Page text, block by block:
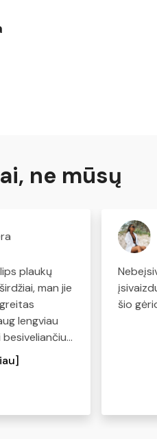
ne mūsų
plaukų
man jie
lengviau
švelnūs
problemų -
šio